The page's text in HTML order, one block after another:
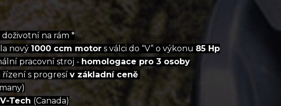
doživotní na rám *
nový 1000 ccm motor s válci do “V” o výkonu 85 Hp
pracovní stroj - homologace pro 3 osoby
řízení s progresí v základní ceně
Tech (Canada)